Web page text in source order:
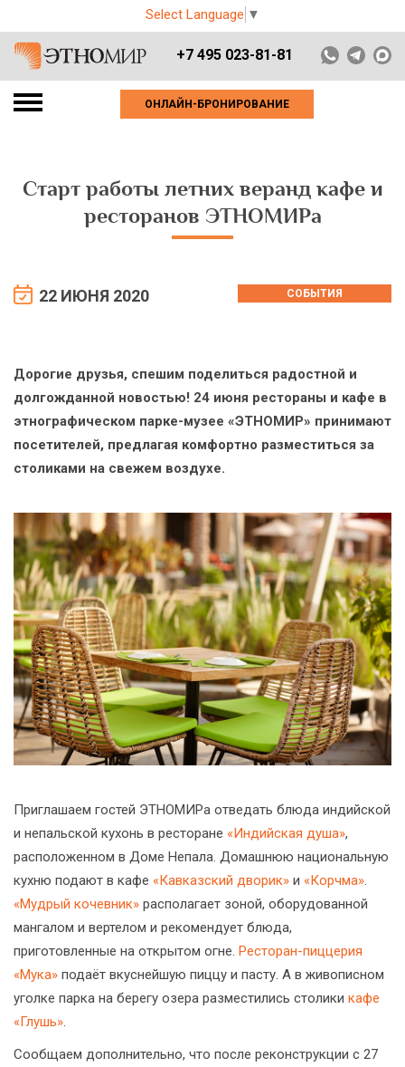
Select Language ▼
+7 495 023-81-81
ОНЛАЙН-БРОНИРОВАНИЕ
Старт работы летних веранд кафе и
ресторанов ЭТНОМИРа
22 ИЮНЯ 2020 СОБЫТИЯ
Дорогие друзья, спешим поделиться радостной и
долгожданной новостью! 24 июня рестораны и кафе в
этнографическом парке-музее «ЭТНОМИР» принимают
посетителей, предлагая комфортно разместиться за
столиками на свежем воздухе.
Приглашаем гостей ЭТНОМИРа отведать блюда индийской
и непальской кухонь в ресторане «Индийская душа»,
расположенном в Доме Непала. Домашнюю национальную
кухню подают в кафе «Кавказский дворик» и «Корчма».
«Мудрый кочевник» располагает зоной, оборудованной
мангалом и вертелом и рекомендует блюда,
приготовленные на открытом огне. Ресторан-пиццерия
«Мука» подаёт вкуснейшую пиццу и пасту. А в живописном
уголке парка на берегу озера разместились столики кафе
«Глушь».
Сообщаем дополнительно, что после реконструкции с 27